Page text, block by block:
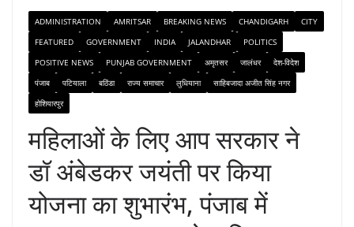
ADMINISTRATION AMRITSAR BREAKING NEWS CHANDIGARH
CITY
FEATURED
GOVERNMENT INDIA JALANDHAR
POLITICS
POSITIVE NEWS
PUNJAB GOVERNMENT अमृतसर जालंधर
देश-विदेश
पंजाब
पटियाला बठिंडा राज्य समाचार लुधियाना
साहिबजादा अजीत सिंह नगर
होशियारपुर
महिलाओं के लिए आप सरकार ने
डॉ अंबेडकर जयंती पर किया
योजना का शुभारंभ, पंजाब में